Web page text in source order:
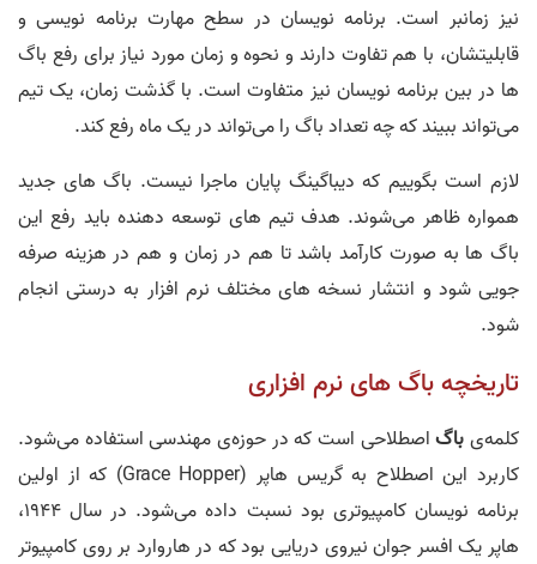
نیز زمانبر است. برنامه نویسان در سطح مهارت برنامه نویسی و
قابلیتشان، با هم تفاوت دارند و نحوه و زمان مورد نیاز برای رفع باگ
ها در بین برنامه نویسان نیز متفاوت است. با گذشت زمان، یک تیم
می‌تواند ببیند که چه تعداد باگ را می‌تواند در یک ماه رفع کند.
لازم است بگوییم که دیباگینگ پایان ماجرا نیست. باگ های جدید
همواره ظاهر می‌شوند. هدف تیم های توسعه دهنده باید رفع این
باگ ها به صورت کارآمد باشد تا هم در زمان و هم در هزینه صرفه
جویی شود و انتشار نسخه های مختلف نرم افزار به درستی انجام
شود.
تاریخچه باگ های نرم افزاری
کلمه‌یباگاصطلاحی است که در حوزه‌ی مهندسی استفاده می‌شود.
کاربرد این اصطلاح به گریس هاپر (Grace Hopper) که از اولین
برنامه نویسان کامپیوتری بود نسبت داده می‌شود. در سال 1944،
هاپر یک افسر جوان نیروی دریایی بود که در هاروارد بر روی کامپیوتر